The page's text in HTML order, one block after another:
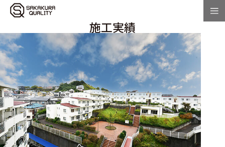
施工実績